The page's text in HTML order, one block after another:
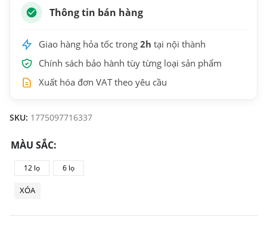
33.000 ₫
đến
65.000 ₫
Thông tin bán hàng
Giao hàng hỏa tốc trong 2h tại nội thành
Chính sách bảo hành tùy từng loại sản phẩm
Xuất hóa đơn VAT theo yêu cầu
SKU: 1775097716337
MÀU SẮC
12 lọ 6 lọ
XÓA